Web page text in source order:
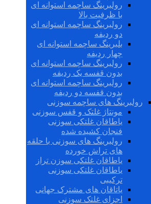
رولبرینگ ساچمه استوانه ای
با ظرفیت بالا
رولبرینگ ساچمه استوانه ای
دو ردیفه
بلبرینگ ساچمه استوانه ای
چهار ردیفه
رولبرینگ ساچمه استوانه ای
بدون قفسه یک ردیفه
رولبرینگ ساچمه استوانه ای
بدون قفسه دو ردیفه
رولبرینگ های ساچمه سوزنی
مونتاژ غلتک و قفس سوزنی
یاطاقان غلتکی سوزنی
فنجان کشیده شده
رولبرینگ های سوزنی با حلقه
های تراش خورده
یاطاقان غلتکی سوزن تراز
یاطاقان غلتکی سوزنی
ترکیبی
یاتاقان های مشترک جهانی
اجزای غلتک سوزنی